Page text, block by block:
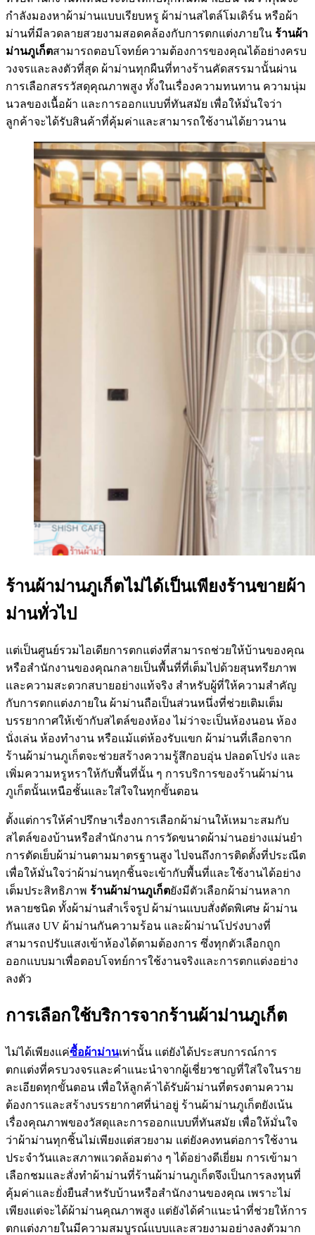
กำลังมองหาผ้าม่านแบบเรียบหรู ผ้าม่านสไตล์โมเดิร์น หรือผ้า
ม่านที่มีลวดลายสวยงามสอดคล้องกับการตกแต่งภายใน ร้านผ้า
ม่านภูเก็ตสามารถตอบโจทย์ความต้องการของคุณได้อย่างครบ
วงจรและลงตัวที่สุด ผ้าม่านทุกผืนที่ทางร้านคัดสรรมานั้นผ่าน
การเลือกสรรวัสดุคุณภาพสูง ทั้งในเรื่องความทนทาน ความนุ่ม
นวลของเนื้อผ้า และการออกแบบที่ทันสมัย เพื่อให้มั่นใจว่า
ลูกค้าจะได้รับสินค้าที่คุ้มค่าและสามารถใช้งานได้ยาวนาน
ร้านผ้าม่านภูเก็ตไม่ได้เป็นเพียงร้านขายผ้า
ม่านทั่วไป
แต่เป็นศูนย์รวมไอเดียการตกแต่งที่สามารถช่วยให้บ้านของคุณ
หรือสำนักงานของคุณกลายเป็นพื้นที่ที่เต็มไปด้วยสุนทรียภาพ
และความสะดวกสบายอย่างแท้จริง สำหรับผู้ที่ให้ความสำคัญ
กับการตกแต่งภายใน ผ้าม่านถือเป็นส่วนหนึ่งที่ช่วยเติมเต็ม
บรรยากาศให้เข้ากับสไตล์ของห้อง ไม่ว่าจะเป็นห้องนอน ห้อง
นั่งเล่น ห้องทำงาน หรือแม้แต่ห้องรับแขก ผ้าม่านที่เลือกจาก
ร้านผ้าม่านภูเก็ตจะช่วยสร้างความรู้สึกอบอุ่น ปลอดโปร่ง และ
เพิ่มความหรูหราให้กับพื้นที่นั้น ๆ การบริการของร้านผ้าม่าน
ภูเก็ตนั้นเหนือชั้นและใส่ใจในทุกขั้นตอน
ตั้งแต่การให้คำปรึกษาเรื่องการเลือกผ้าม่านให้เหมาะสมกับ
สไตล์ของบ้านหรือสำนักงาน การวัดขนาดผ้าม่านอย่างแม่นยำ
การตัดเย็บผ้าม่านตามมาตรฐานสูง ไปจนถึงการติดตั้งที่ประณีต
เพื่อให้มั่นใจว่าผ้าม่านทุกชิ้นจะเข้ากับพื้นที่และใช้งานได้อย่าง
เต็มประสิทธิภาพ ร้านผ้าม่านภูเก็ตยังมีตัวเลือกผ้าม่านหลาก
หลายชนิด ทั้งผ้าม่านสำเร็จรูป ผ้าม่านแบบสั่งตัดพิเศษ ผ้าม่าน
กันแสง UV ผ้าม่านกันความร้อน และผ้าม่านโปร่งบางที่
สามารถปรับแสงเข้าห้องได้ตามต้องการ ซึ่งทุกตัวเลือกถูก
ออกแบบมาเพื่อตอบโจทย์การใช้งานจริงและการตกแต่งอย่าง
ลงตัว
การเลือกใช้บริการจากร้านผ้าม่านภูเก็ต
ไม่ได้เพียงแค่ซื้อผ้าม่านเท่านั้น แต่ยังได้ประสบการณ์การ
ตกแต่งที่ครบวงจรและคำแนะนำจากผู้เชี่ยวชาญที่ใส่ใจในราย
ละเอียดทุกขั้นตอน เพื่อให้ลูกค้าได้รับผ้าม่านที่ตรงตามความ
ต้องการและสร้างบรรยากาศที่น่าอยู่ ร้านผ้าม่านภูเก็ตยังเน้น
เรื่องคุณภาพของวัสดุและการออกแบบที่ทันสมัย เพื่อให้มั่นใจ
ว่าผ้าม่านทุกชิ้นไม่เพียงแต่สวยงาม แต่ยังคงทนต่อการใช้งาน
ประจำวันและสภาพแวดล้อมต่าง ๆ ได้อย่างดีเยี่ยม การเข้ามา
เลือกชมและสั่งทำผ้าม่านที่ร้านผ้าม่านภูเก็ตจึงเป็นการลงทุนที่
คุ้มค่าและยั่งยืนสำหรับบ้านหรือสำนักงานของคุณ เพราะไม่
เพียงแต่จะได้ผ้าม่านคุณภาพสูง แต่ยังได้คำแนะนำที่ช่วยให้การ
ตกแต่งภายในมีความสมบูรณ์แบบและสวยงามอย่างลงตัวมาก